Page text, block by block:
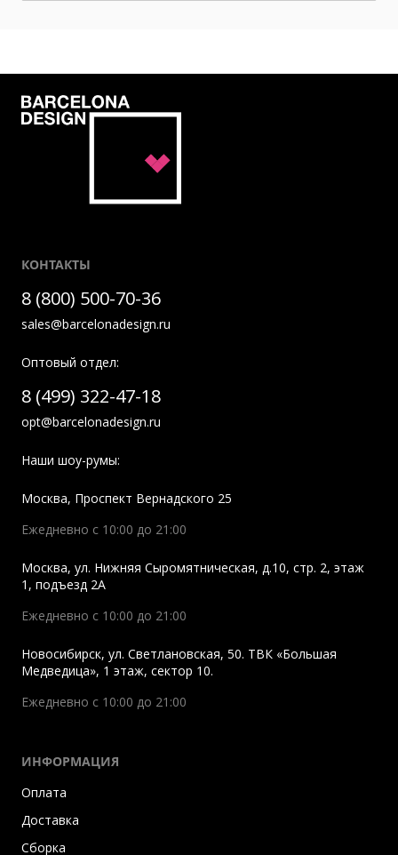
КОНТАКТЫ
8 (800) 500-70-36
sales@barcelonadesign.ru
Оптовый отдел:
8 (499) 322-47-18
opt@barcelonadesign.ru
Наши шоу-румы:
Москва, Проспект Вернадского 25
Ежедневно с 10:00 до 21:00
Москва, ул. Нижняя Сыромятническая, д.10, стр. 2, этаж
1, подъезд 2A
Ежедневно с 10:00 до 21:00
Новосибирск, ул. Светлановская, 50. ТВК «Большая
Медведица», 1 этаж, сектор 10.
Ежедневно с 10:00 до 21:00
ИНФОРМАЦИЯ
Оплата
Доставка
Сборка